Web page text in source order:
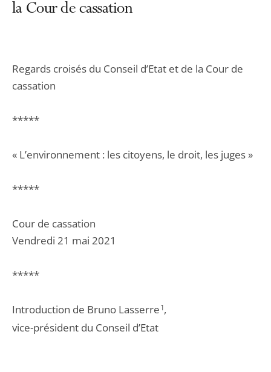
la Cour de cassation
Regards croisés du Conseil d’Etat et de la Cour de
cassation
*****
« L’environnement : les citoyens, le droit, les juges »
*****
Cour de cassation
Vendredi 21 mai 2021
*****
Introduction de Bruno Lasserre1,
vice-président du Conseil d’Etat